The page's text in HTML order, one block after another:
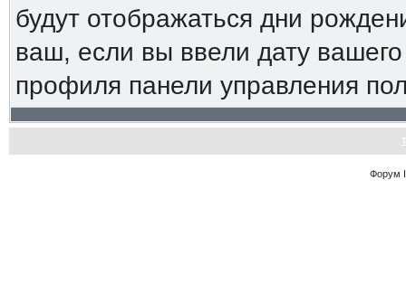
будут отображаться дни
ваш, если вы ввели дату
профиля панели управления
Форум